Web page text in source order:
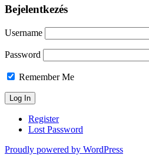
Bejelentkezés
Username
Password
Remember Me
Register
Lost Password
Proudly powered by WordPress